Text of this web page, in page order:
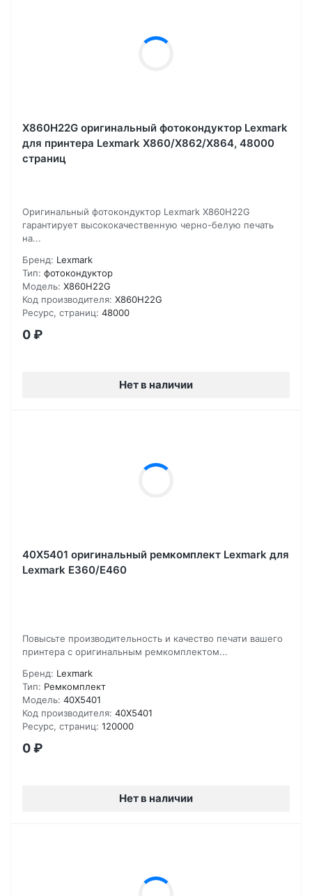
X860H22G оригинальный фотокондуктор Lexmark
для принтера Lexmark X860/X862/X864, 48000
страниц
Оригинальный фотокондуктор Lexmark X860H22G
гарантирует высококачественную черно-белую печать
на...
Бренд: Lexmark
Тип: фотокондуктор
Модель: X860H22G
Код производителя: X860H22G
Ресурс, страниц: 48000
0₽
Нет в наличии
40X5401 оригинальный ремкомплект Lexmark для
Lexmark E360/E460
Повысьте производительность и качество печати вашего
принтера с оригинальным ремкомплектом...
Бренд: Lexmark
Тип: Ремкомплект
Модель: 40X5401
Код производителя: 40X5401
Ресурс, страниц: 120000
0₽
Нет в наличии